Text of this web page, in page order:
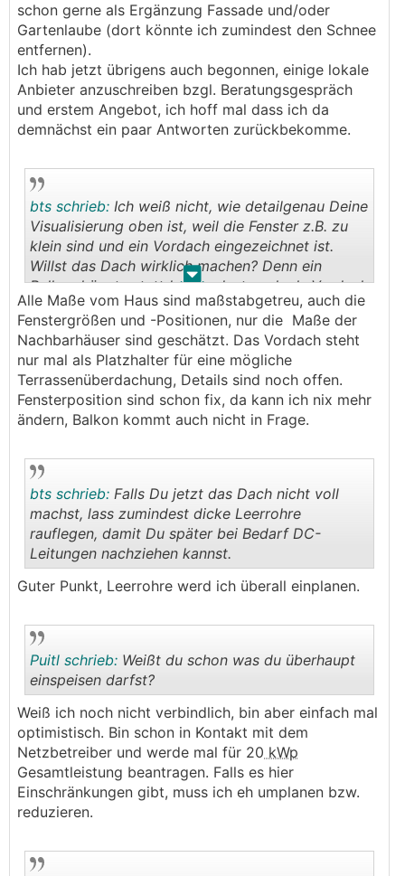
schon gerne als Ergänzung Fassade und/oder
Gartenlaube (dort könnte ich zumindest den Schnee
entfernen).
Ich hab jetzt übrigens auch begonnen, einige lokale
Anbieter anzuschreiben bzgl. Beratungsgespräch
und erstem Angebot, ich hoff mal dass ich da
demnächst ein paar Antworten zurückbekomme.
. .
bts schrieb: Ich weiß nicht, wie detailgenau Deine
Visualisierung oben ist, weil die Fenster z.B. zu
klein sind und ein Vordach eingezeichnet ist.
Willst das Dach wirklich machen? Denn ein
Balkon könnte stattdessen dort auch als Vordach
dienen
Alle Maße vom Haus sind maßstabgetreu, auch die
Fenstergrößen und -Positionen, nur die Maße der
Nachbarhäuser sind geschätzt. Das Vordach steht
nur mal als Platzhalter für eine mögliche
Terrassenüberdachung, Details sind noch offen.
Fensterposition sind schon fix, da kann ich nix mehr
ändern, Balkon kommt auch nicht in Frage.
..
bts schrieb: Falls Du jetzt das Dach nicht voll
machst, lass zumindest dicke Leerrohre
rauflegen, damit Du später bei Bedarf DC-
Leitungen nachziehen kannst.
Guter Punkt, Leerrohre werd ich überall einplanen.
..
Puitl schrieb: Weißt du schon was du überhaupt
einspeisen darfst?
Weiß ich noch nicht verbindlich, bin aber einfach mal
optimistisch. Bin schon in Kontakt mit dem
Netzbetreiber und werde mal für 20 kWp
Gesamtleistung beantragen. Falls es hier
Einschränkungen gibt, muss ich eh umplanen bzw.
reduzieren.